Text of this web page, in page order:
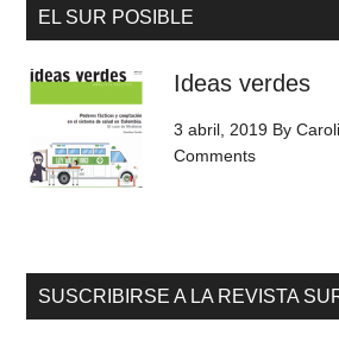
EL SUR POSIBLE
Ideas verdes
3 abril, 2019 By
Comments
SUSCRIBIRSE A LA REVISTA